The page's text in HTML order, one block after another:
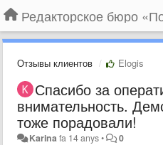
Отзывы клиентов Elogis
Спасибо за
внимательность.
тоже порадовали!
Karinafa 14 anys• 0